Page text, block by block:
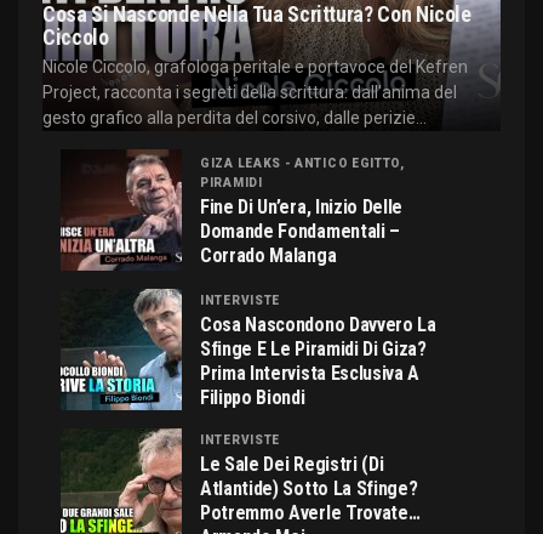
Cosa Si Nasconde Nella Tua Scrittura? Con Nicole
Ciccolo
Nicole Ciccolo, grafologa peritale e portavoce del Kefren
Project, racconta i segreti della scrittura: dall'anima del
gesto grafico alla perdita del corsivo, dalle perizie...
GIZA LEAKS - ANTICO EGITTO,
PIRAMIDI
Fine Di Un’era, Inizio Delle
Domande Fondamentali –
Corrado Malanga
INTERVISTE
Cosa Nascondono Davvero La
Sfinge E Le Piramidi Di Giza?
Prima Intervista Esclusiva A
Filippo Biondi
INTERVISTE
Le Sale Dei Registri (di
Atlantide) Sotto La Sfinge?
Potremmo Averle Trovate…